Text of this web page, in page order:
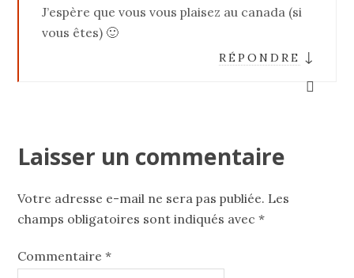
J’espère que vous vous plaisez au canada (si
vous êtes) 🙂
RÉPONDRE ↓
Laisser un commentaire
Votre adresse e-mail ne sera pas publiée. Les
champs obligatoires sont indiqués avec*
Commentaire*